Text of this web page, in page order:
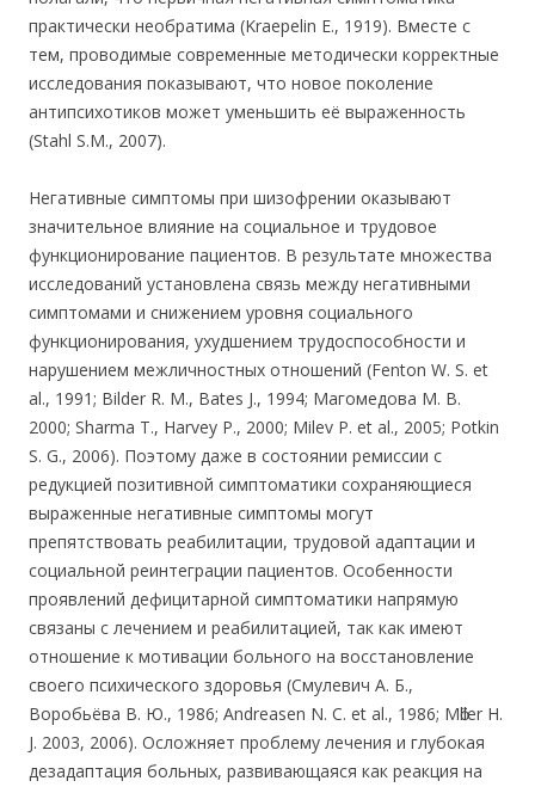
практически необратима (Kraepelin Е., 1919). Вместе с
тем, проводимые современные методически корректные
исследования показывают, что новое поколение
антипсихотиков может уменьшить её выраженность
(Stahl S.M., 2007).
Негативные симптомы при шизофрении оказывают
значительное влияние на социальное и трудовое
функционирование пациентов. В результате множества
исследований установлена связь между негативными
симптомами и снижением уровня социального
функционирования, ухудшением трудоспособности и
нарушением межличностных отношений (Fenton W. S. et
al., 1991; Bilder R. M., Bates J., 1994; Магомедова M. B.
2000; Sharma T., Harvey P., 2000; Milev P. et al., 2005; Potkin
S. G., 2006). Поэтому даже в состоянии ремиссии с
редукцией позитивной симптоматики сохраняющиеся
выраженные негативные симптомы могут
препятствовать реабилитации, трудовой адаптации и
социальной реинтеграции пациентов. Особенности
проявлений дефицитарной симптоматики напрямую
связаны с лечением и реабилитацией, так как имеют
отношение к мотивации больного на восстановление
своего психического здоровья (Смулевич А. Б.,
Воробьёва В. Ю., 1986; Andreasen N. С. et al., 1986; Mӧller Н.
J. 2003, 2006). Осложняет проблему лечения и глубокая
дезадаптация больных, развивающаяся как реакция на